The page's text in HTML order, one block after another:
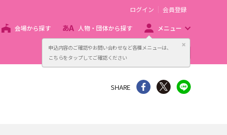
申込内容のご確認やお問い合わせなど各種メニューは、
こちらをタップしてご確認ください
閉じる
ログイン 会員登録
会場から探す 人物・団体から探す メニュー
主催者向け販売サービス
SHARE シェア Twitter